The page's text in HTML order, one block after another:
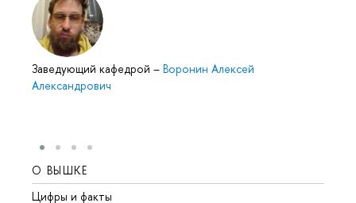
Заведующий кафедрой – Воронин Алексей
Александрович
О ВЫШКЕ
Цифры и факты